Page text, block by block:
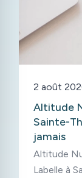
2 août
Altitude
Sainte-
jamais
Altitude
Labelle à